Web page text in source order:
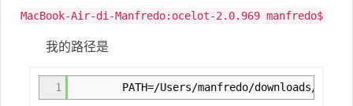
MacBook-Air-di-Manfredo:ocelot-2.0.969 manfredo$
我的路径是
1 PATH=/Users/manfredo/downloads/